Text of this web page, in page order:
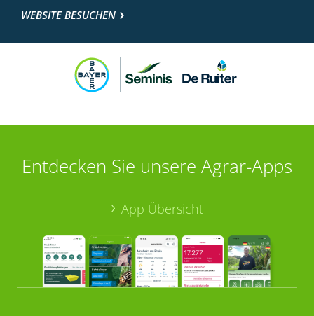
WEBSITE BESUCHEN
Entdecken Sie unsere Agrar-Apps
App Übersicht